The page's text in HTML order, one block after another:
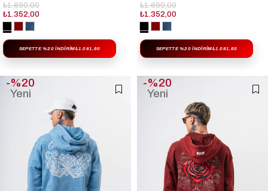
₺1.352,00
₺1.690,00
SEPETTE %20 İNDIRIM₺1.081,60
₺1.352,00
₺1.690,00
SEPETTE %20 İNDIRIM₺1.081,60
%20
Yeni
%20
Yeni